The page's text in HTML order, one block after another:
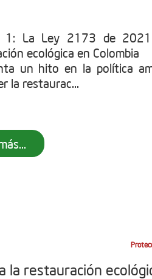
1: La Ley 2173 de
ecológica en
un hito en la política
la restaurac...
restauración